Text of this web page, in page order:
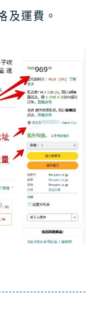
及運費。